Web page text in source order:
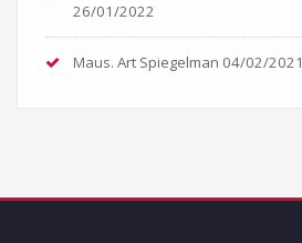
26/01/2022
Maus. Art Spiegelman 04/02/2021